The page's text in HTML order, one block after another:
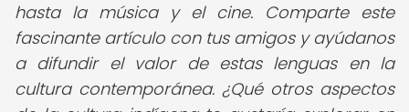
hasta la música y el cine. Comparte este
fascinante artículo con tus amigos y ayúdanos
a difundir el valor de estas lenguas en la
cultura contemporánea. ¿Qué otros aspectos